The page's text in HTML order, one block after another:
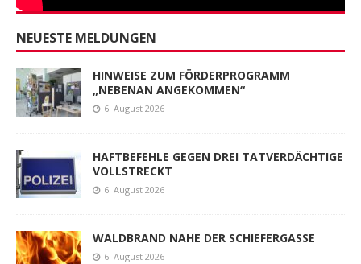
NEUESTE MELDUNGEN
HINWEISE ZUM FÖRDERPROGRAMM
„NEBENAN ANGEKOMMEN“
6. August 2026
HAFTBEFEHLE GEGEN DREI TATVERDÄCHTIGE
VOLLSTRECKT
6. August 2026
WALDBRAND NAHE DER SCHIEFERGASSE
6. August 2026